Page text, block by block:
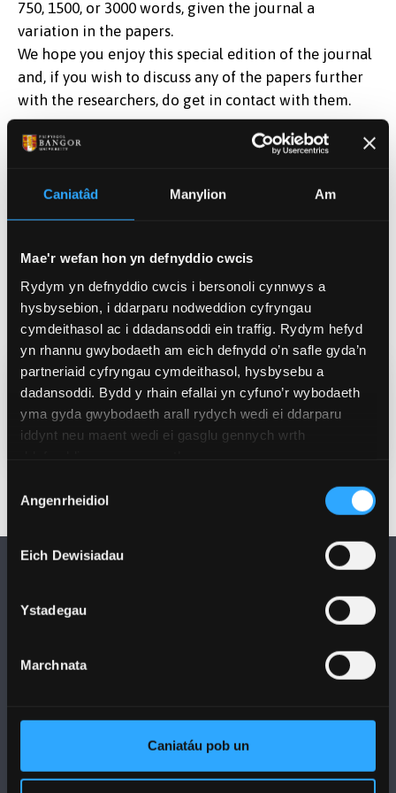
Caniatâd Manylion Am
Mae'r wefan hon yn defnyddio cwcis
Rydym yn defnyddio cwcis i bersonoli cynnwys a
hysbysebion, i ddarparu nodweddion cyfryngau
cymdeithasol ac i ddadansoddi ein traffig. Rydym hefyd
yn rhannu gwybodaeth am eich defnydd o’n safle gyda’n
partneriaid cyfryngau cymdeithasol, hysbysebu a
dadansoddi. Bydd y rhain efallai yn cyfuno’r wybodaeth
yma gyda gwybodaeth arall rydych wedi ei ddarparu
iddynt neu maent wedi ei gasglu gennych wrth
Caniatâd
Angenrheidiol
Eich Dewisiadau
Ystadegau
Marchnata
Caniatáu pob un
750, 1500, or 3000 words, given the journal a
variation in the papers.
We hope you enjoy this special edition of the journal
and, if you wish to discuss any of the papers further
with the researchers, do get in contact with them.
Maddie Burgess, Alicia Edwards, Ieuan Edwards and
Special Edition Editors
BANGOR UNIVERSITY 1884 JOURNAL: CAHSS
CONFERENCE SPECIAL EDITION
Dyddiad Cyhoeddi
Rhag 18, 2025
DILYNWCH NI